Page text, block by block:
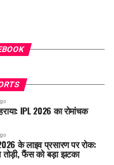
IPL 2026 का रोमांचक
के लाइव प्रसारण पर रोक:
तोड़ी, फैंस को बड़ा झटका